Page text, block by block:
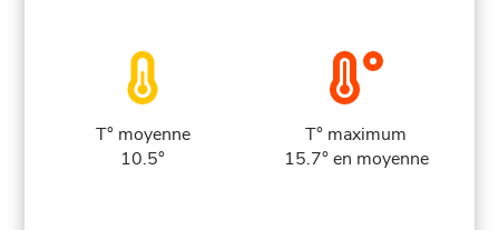
T° moyenne
10.5°
T° maximum
15.7° en moyenne